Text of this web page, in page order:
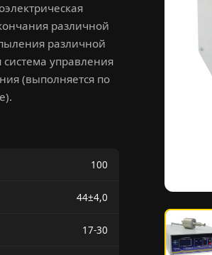
различной
различной
управления
(выполняется по
100
44±4,0
17-30